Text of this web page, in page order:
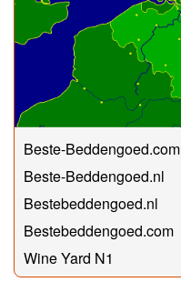
Beste-Beddengoed.com
Beste-Beddengoed.nl
Bestebeddengoed.nl
Bestebeddengoed.com
Wine Yard N1